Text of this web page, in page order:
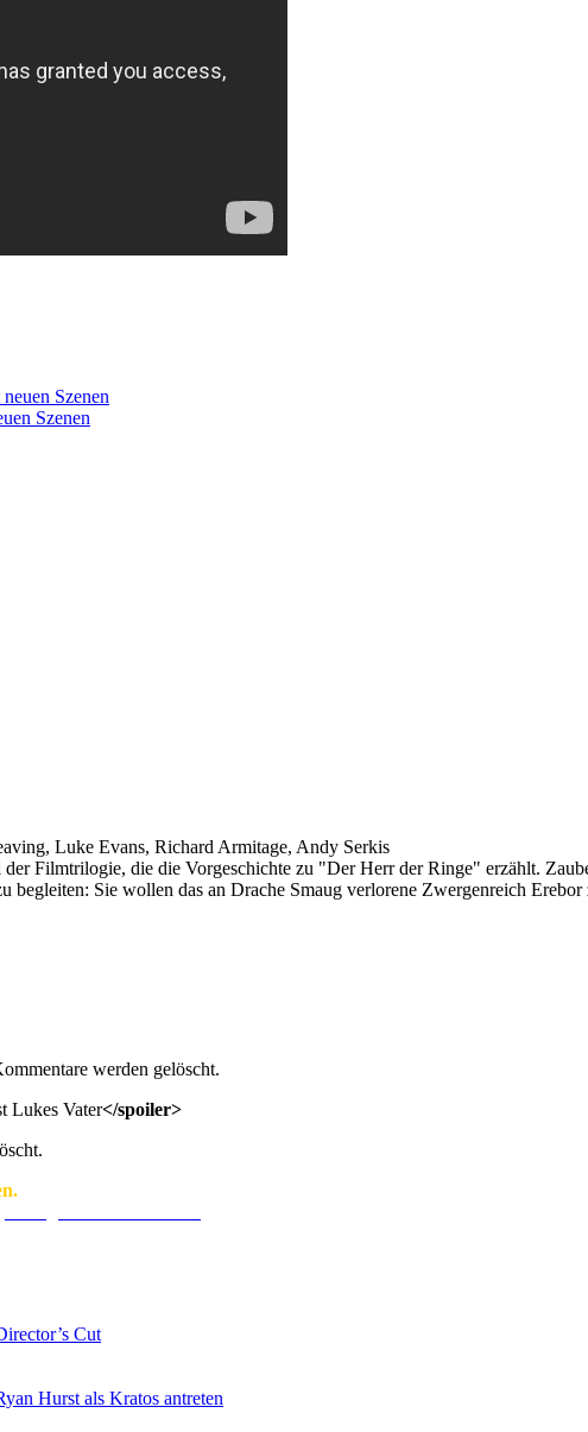
Szenen
Luke Evans, Richard Armitage, Andy Serkis
Filmtrilogie, die die Vorgeschichte zu "Der Herr der Ringe" erzählt.
begleiten: Sie wollen das an Drache Smaug verlorene Zwergenreich Erebor
werden gelöscht.
Lukes Vater</spoiler>
Cut
Hurst als Kratos antreten